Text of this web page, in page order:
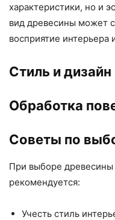
характеристики, но и
вид древесины может
восприятие интерьера
Стиль и дизайн
Обработка
Советы по
При выборе
рекомендуется:
Учесть стиль